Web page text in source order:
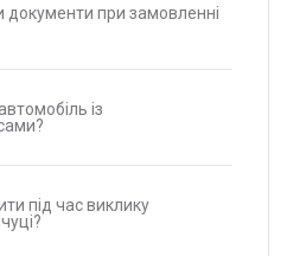
документи при замовленні
із
під час виклику